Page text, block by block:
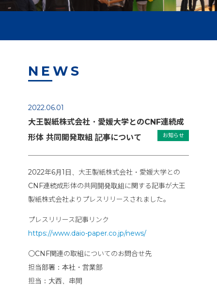
NEWS
2022.06.01
大王製紙株式会社・愛媛大学とのCNF連続成
形体 共同開発取組 記事について
お知らせ
2022年6月1日、大王製紙株式会社・愛媛大学との
CNF連続成形体の共同開発取組に関する記事が大王
製紙株式会社より プレスリリースされました。
プレスリリース記事リンク
https://www.daio-paper.co.jp/news/
〇CNF関連の取組についてのお問合せ先
担当部署：本社・営業部
担当：大西、串間